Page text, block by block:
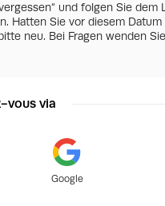
und folgen Sie dem
Hatten Sie vor diesem Datum
neu. Bei Fragen wenden Sie
vous via
Google